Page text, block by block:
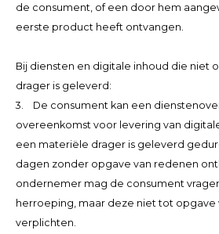
de consument, of een door hem
eerste product heeft ontvangen.
Bij diensten en digitale inhoud die niet
drager is geleverd:
3. De consument kan een
overeenkomst voor levering van
een materiële drager is geleverd
dagen zonder opgave van redenen
ondernemer mag de consument
herroeping, maar deze niet tot opgave
verplichten.